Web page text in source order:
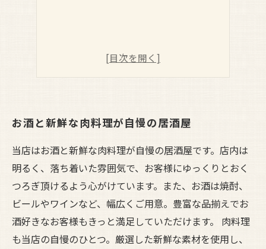
お酒と新鮮な肉料理が自慢の居酒屋
当店はお酒と新鮮な肉料理が自慢の居酒屋です。店内は
明るく、落ち着いた雰囲気で、お客様にゆっくりとおく
つろぎ頂けるよう心がけています。また、お酒は焼酎、
ビールやワインなど、幅広くご用意。豊富な品揃えでお
酒好きなお客様もきっと満足していただけます。 肉料理
も当店の自慢のひとつ。厳選した新鮮な素材を使用し、